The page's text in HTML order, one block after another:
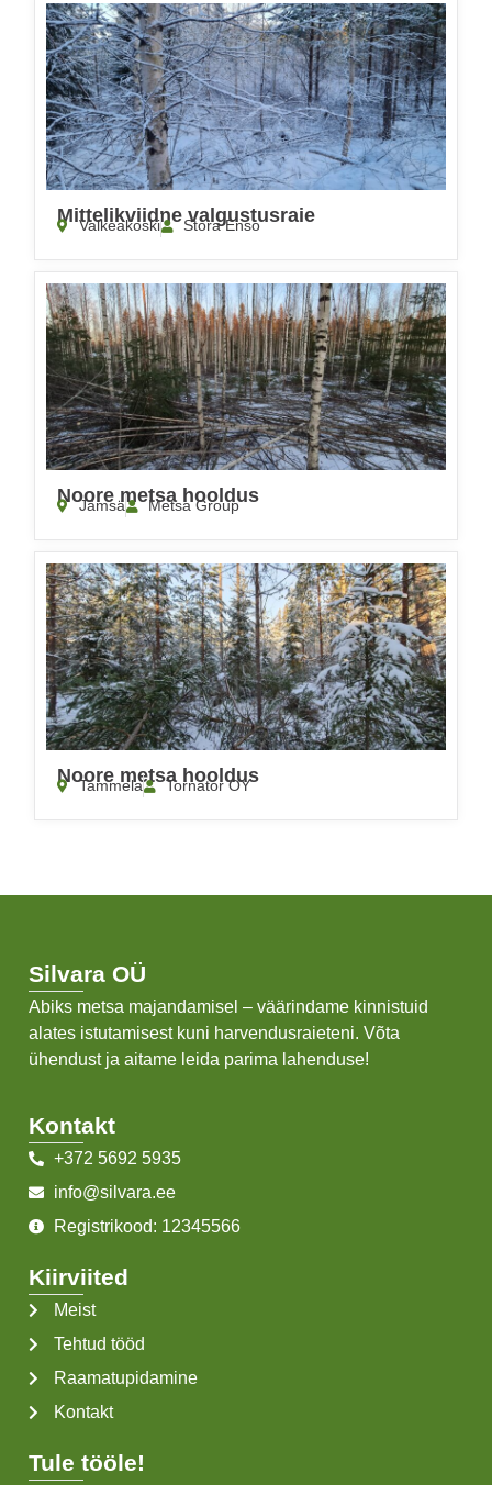
Mittelikviidne valgustusraie
Valkeakoski Stora Enso
Noore metsa hooldus
Jämsä Metsa Group
Noore metsa hooldus
Tammela Tornator OY
Silvara OÜ
Abiks metsa majandamisel – väärindame kinnistuid
alates istutamisest kuni harvendusraieteni. Võta
ühendust ja aitame leida parima lahenduse!
Kontakt
+372 5692 5935
info@silvara.ee
Registrikood: 12345566
Kiirviited
Meist
Tehtud tööd
Raamatupidamine
Kontakt
Tule tööle!